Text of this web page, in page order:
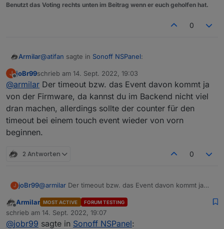
Benutzt das Voting rechts unten im Beitrag wenn er euch geholfen hat.
0
Armilar@atifan sagte in Sonoff NSPanel:
@Armilar
Ich hab eine Kleinigkeit die mir aufgefallen ist,
evlt. kann man das im Script bei der nächsten
Version mit anpassen. Ist nix schlimmes aber evtl.
könnte man es ja auch ändern.
Nehmen wir an die steht auf 20 Sekunden.
dann haut mir zwischendurch das Ding
automatisch den Screensaver rein.
Ich finde es wäre nice, dass immer wenn die
Funktion zum Scrollen einer Seite aufgerufen
wird, der Timeout erneuert wird.
Ich sehe mir das mal an.
J
Offline
joBr99schrieb am 14. Sept. 2022, 19:03
zuletzt editiert von
@armilar Der timeout bzw. das Event davon kommt ja
von der Firmware, da kannst du im Backend nicht viel
dran machen, allerdings sollte der counter für den
timeout bei einem touch event wieder von vorn
beginnen.
2 Antworten 0
J joBr99@armilar Der timeout bzw. das Event davon kommt ja
dran machen, allerdings sollte der counter für den
timeout bei einem touch event wieder von vorn
beginnen.
Offline
Armilar MOST ACTIVE FORUM TESTING
schrieb am 14. Sept. 2022, 19:07
zuletzt editiert von
@jobr99 sagte in Sonoff NSPanel: